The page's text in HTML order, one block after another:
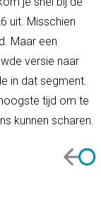
uit. Misschien
Maar een
versie naar
in dat segment.
tijd om te
kunnen scharen.